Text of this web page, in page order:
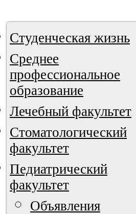
Студенческая жизнь
ВИА "Полигон"
Среднее
профессиональное
образование
Лечебный факультет
Стоматологический
факультет
Педиатрический
факультет
Объявления